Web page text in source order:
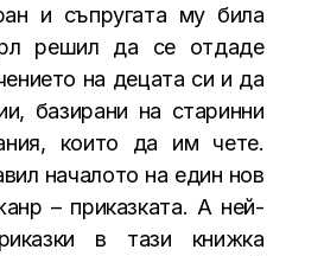
и съпругата му била
решил да се отдаде
на децата си и да
базирани на старинни
които да им чете.
началото на един нов
– приказката. А ней-
в тази книжка